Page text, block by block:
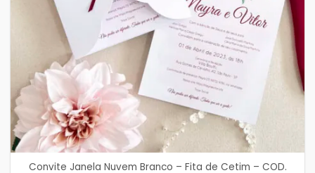
Convite Janela Nuvem Branco – Fita de Cetim – COD.